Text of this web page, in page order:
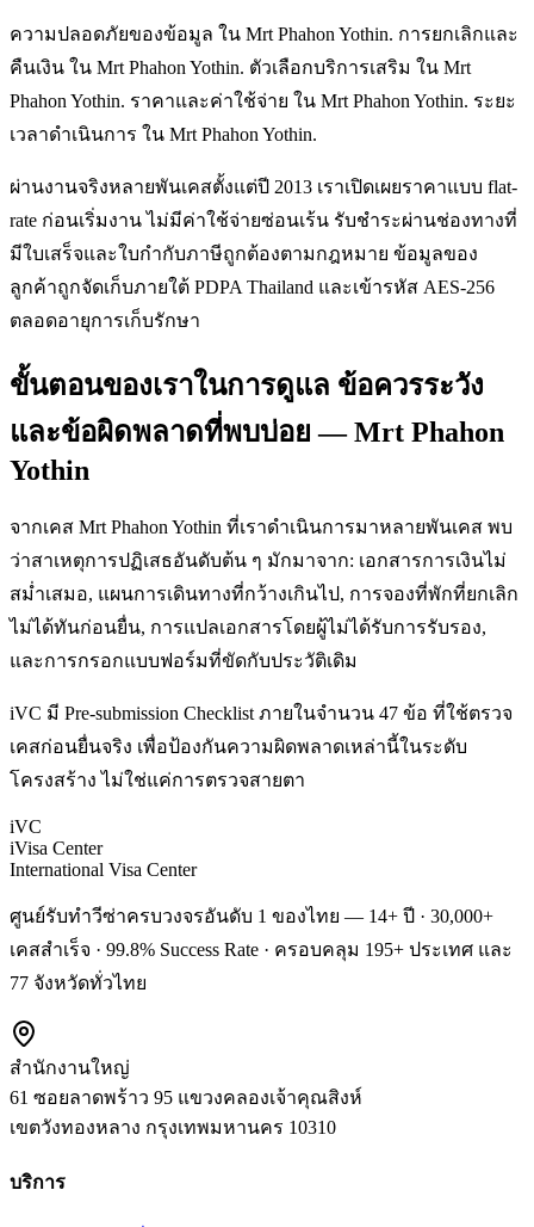
ความปลอดภัยของข้อมูล ใน Mrt Phahon Yothin. การยกเลิกและ
คืนเงิน ใน Mrt Phahon Yothin. ตัวเลือกบริการเสริม ใน Mrt
Phahon Yothin. ราคาและค่าใช้จ่าย ใน Mrt Phahon Yothin. ระยะ
เวลาดำเนินการ ใน Mrt Phahon Yothin.
ผ่านงานจริงหลายพันเคสตั้งแต่ปี 2013 เราเปิดเผยราคาแบบ flat-
rate ก่อนเริ่มงาน ไม่มีค่าใช้จ่ายซ่อนเร้น รับชำระผ่านช่องทางที่
มีใบเสร็จและใบกำกับภาษีถูกต้องตามกฎหมาย ข้อมูลของ
ลูกค้าถูกจัดเก็บภายใต้ PDPA Thailand และเข้ารหัส AES-256
ตลอดอายุการเก็บรักษา
ขั้นตอนของเราในการดูแล ข้อควรระวัง
และข้อผิดพลาดที่พบบ่อย — Mrt Phahon
Yothin
จากเคส Mrt Phahon Yothin ที่เราดำเนินการมาหลายพันเคส พบ
ว่าสาเหตุการปฏิเสธอันดับต้น ๆ มักมาจาก: เอกสารการเงินไม่
สม่ำเสมอ, แผนการเดินทางที่กว้างเกินไป, การจองที่พักที่ยกเลิก
ไม่ได้ทันก่อนยื่น, การแปลเอกสารโดยผู้ไม่ได้รับการรับรอง,
และการกรอกแบบฟอร์มที่ขัดกับประวัติเดิม
iVC มี Pre-submission Checklist ภายในจำนวน 47 ข้อ ที่ใช้ตรวจ
เคสก่อนยื่นจริง เพื่อป้องกันความผิดพลาดเหล่านี้ในระดับ
โครงสร้าง ไม่ใช่แค่การตรวจสายตา
iVC
iVisa Center
International Visa Center
ศูนย์รับทำวีซ่าครบวงจรอันดับ 1 ของไทย — 14+ ปี · 30,000+
เคสสำเร็จ · 99.8% Success Rate · ครอบคลุม 195+ ประเทศ และ
77 จังหวัดทั่วไทย
สำนักงานใหญ่
61 ซอยลาดพร้าว 95 แขวงคลองเจ้าคุณสิงห์
เขตวังทองหลาง กรุงเทพมหานคร 10310
บริการ